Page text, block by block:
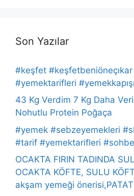
Son Yazılar
#keşfet
#yemektarifleri
43 Kg Verdim 7 Kg Daha
Nohutlu Protein Poğaça
#yemek #sebzeyemekleri
#tarif #yemektarifleri
OCAKTA FIRIN TADINDA
OCAKTA KÖFTE, SULU
akşam yemeği